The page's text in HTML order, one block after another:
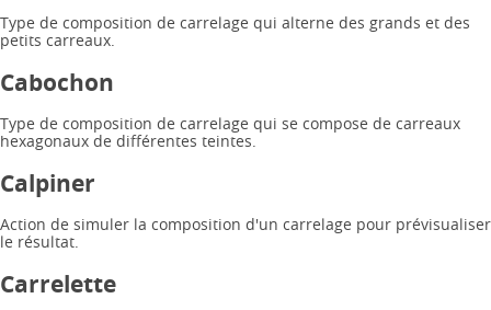
Type de composition de carrelage qui alterne des grands et des
petits carreaux.
Cabochon
Type de composition de carrelage qui se compose de carreaux
hexagonaux de différentes teintes.
Calpiner
Action de simuler la composition d'un carrelage pour prévisualiser
le résultat.
Carrelette